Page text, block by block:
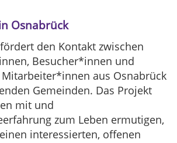
Osnabrück
den Kontakt zwischen
Besucher*innen und
aus Osnabrück
Gemeinden. Das Projekt
mit und
zum Leben ermutigen,
interessierten, offenen